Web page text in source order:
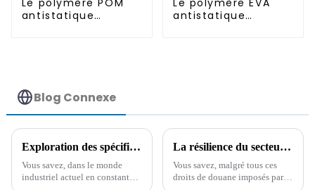
Le polymère POM
antistatique
Le polymère EVA
antistatique
Blog Connexe
Exploration des spécifications techniques et du guide d'utilisation du meilleur MB antistatique dans la fabrication moderne
Vous savez, dans le monde
industriel actuel en constante
La résilience du secteur manufacturier chinois face aux tarifs douaniers américains stimule les ventes du meilleur agent antistatique longue durée
Vous savez, malgré tous ces
droits de douane imposés par